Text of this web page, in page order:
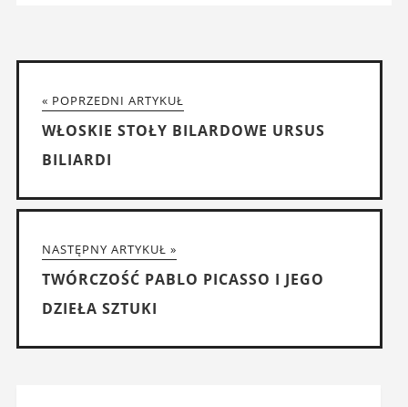
« POPRZEDNI ARTYKUŁ
WŁOSKIE STOŁY BILARDOWE URSUS
BILIARDI
NASTĘPNY ARTYKUŁ »
TWÓRCZOŚĆ PABLO PICASSO I JEGO
DZIEŁA SZTUKI